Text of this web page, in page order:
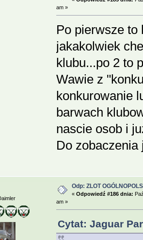
am »
Po pierwsze to
jakakolwiek
klubu...po 2 to
Wawie z
konkurowanie
barwach
nascie osob i
Do zobaczenia
Odp: ZLOT
« Odpowiedź #186 dnia:
am »
Cytat: Jaguar